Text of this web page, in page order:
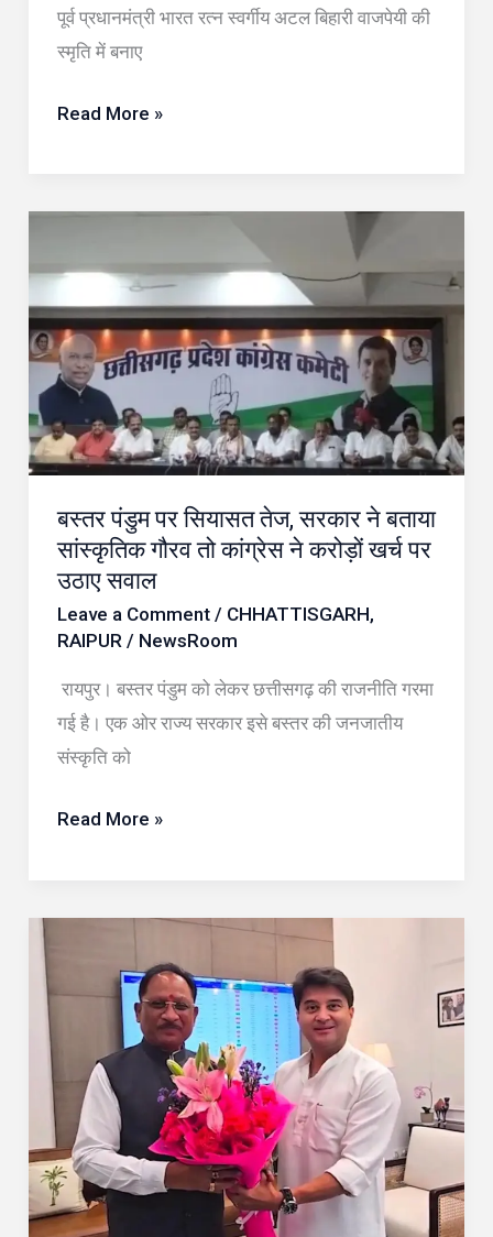
पूर्व प्रधानमंत्री भारत रत्न स्वर्गीय अटल बिहारी वाजपेयी की
स्मृति में बनाए
लेकर
छिड़ा
घमासान
Read More »
बस्तर पंडुम पर सियासत तेज, सरकार ने बताया
सांस्कृतिक गौरव तो कांग्रेस ने करोड़ों खर्च पर
उठाए सवाल
Leave a Comment / CHHATTISGARH,
RAIPUR / NewsRoom
रायपुर। बस्तर पंडुम को लेकर छत्तीसगढ़ की राजनीति गरमा
गई है। एक ओर राज्य सरकार इसे बस्तर की जनजातीय
संस्कृति को
सियासत
तेज,
सरकार
ने
बताया
गौरव
तो
कांग्रेस
ने
उठाए
सवाल
Read More »
छत्तीसगढ़
दूरस्थ
क्षेत्रों
को
मिलेगी
मजबूत